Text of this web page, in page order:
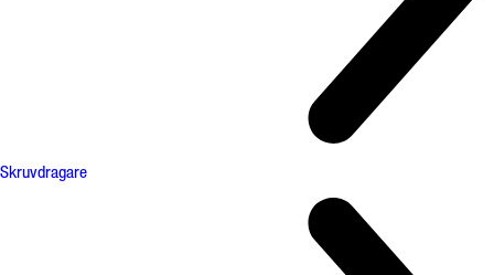
Skruvdragare